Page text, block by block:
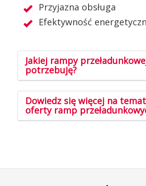
Przyjazna obsługa
Efektywność
Jakiej rampy
potrzebuję?
Dowiedz się więcej na
oferty ramp